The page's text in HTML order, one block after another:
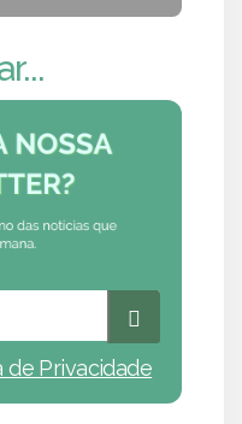
de Privacidade